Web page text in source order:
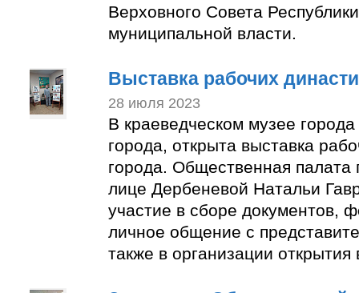
Верховного Совета
муниципальной власти.
Выставка рабочих
28 июля 2023
В краеведческом музее
города, открыта выставка
города. Общественная палата
лице Дербеневой Натальи
участие в сборе документов,
личное общение с
также в организации открытия